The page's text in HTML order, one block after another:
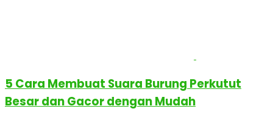
5 Cara Membuat Suara Burung Perkutut
Besar dan Gacor dengan Mudah